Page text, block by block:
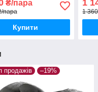
Гольф 5
пара задніх
₴/пара
пара
Купити
1
1
продажів –19%